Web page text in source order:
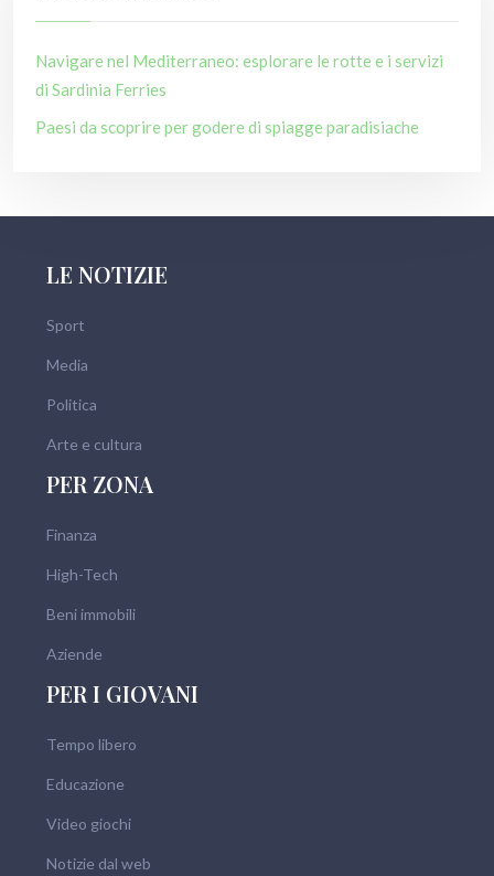
Navigare nel Mediterraneo: esplorare le rotte e i servizi
di Sardinia Ferries
Paesi da scoprire per godere di spiagge paradisiache
LE NOTIZIE
Sport
Media
Politica
Arte e cultura
PER ZONA
Finanza
High-Tech
Beni immobili
Aziende
PER I GIOVANI
Tempo libero
Educazione
Video giochi
Notizie dal web